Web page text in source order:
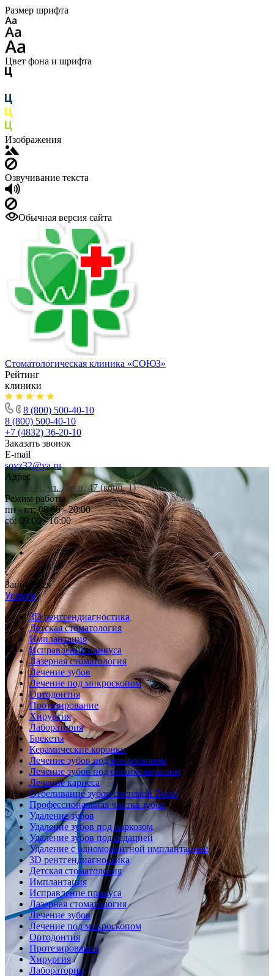
Размер шрифта
Цвет фона и шрифта
Изображения
Озвучивание текста
Обычная версия сайта
Стоматологическая клиника «СОЮЗ»
Рейтинг
клиники
8 (800) 500-40-10
8 (800) 500-40-10
+7 (4832) 36-20-10
Заказать звонок
E-mail
soyz32@ya.ru
Адрес
г. Брянск, ул. Дуки, 47 (корп. 1)
Режим работы
пн - пт: 08:00 - 20:00
сб: 09:00 - 16:00
Записаться
Услуги
3D рентгендиагностика
Детская стоматология
Имплантация
Исправление прикуса
Лазерная стоматология
Лечение зубов
Лечение под микроскопом
Ортодонтия
Протезирование
Хирургия
Лаборатория
Брекеты
Керамические коронки
Лечение зубов под микроскопом
Лечение зубов под общим наркозом
Лечение кариеса
Отбеливание зубов системой Zoom
Профессиональная чистка зубов
Удаление зубов
Удаление зубов под наркозом
Удаление зубов под седацией
Удаление с одномоментной имплантацией
3D рентгендиагностика
Детская стоматология
Имплантация
Исправление прикуса
Лазерная стоматология
Лечение зубов
Лечение под микроскопом
Ортодонтия
Протезирование
Хирургия
Лаборатория